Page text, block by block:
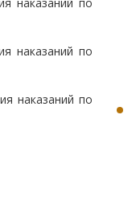
наказаний по
наказаний по